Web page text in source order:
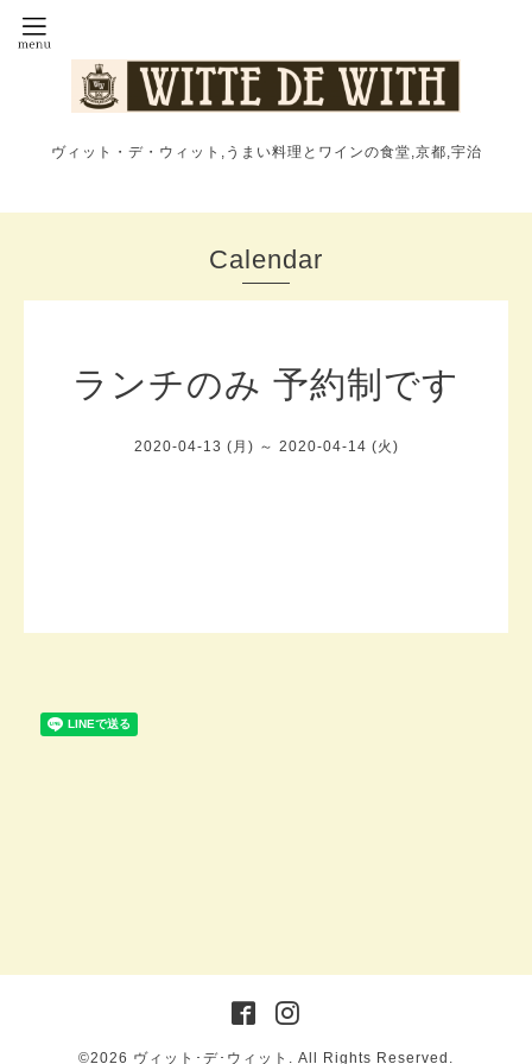
ヴィット・デ・ウィット,うまい料理とワインの食堂,京都,宇治
Calendar
ランチのみ 予約制です
2020-04-13 (月) ～ 2020-04-14 (火)
©2026 ヴィット･デ･ウィット . All Rights Reserved.